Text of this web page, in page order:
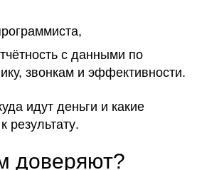
с данными по
звонкам и эффективности.
идут деньги и какие
результату.
доверяют?